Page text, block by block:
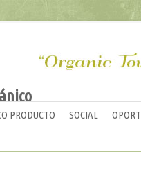
PRODUCTO SOCIAL